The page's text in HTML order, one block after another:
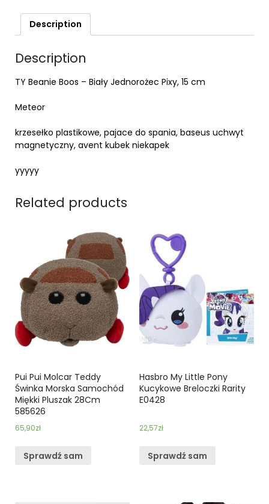
Description
Description
TY Beanie Boos – Biały Jednorożec Pixy, 15 cm
Meteor
krzesełko plastikowe, pajace do spania, baseus uchwyt
magnetyczny, avent kubek niekapek
yyyyy
Related products
Pui Pui Molcar Teddy
Świnka Morska Samochód
Miękki Pluszak 28Cm
585626
65,90zł
Sprawdź sam
Hasbro My Little Pony
Kucykowe Breloczki Rarity
E0428
22,57zł
Sprawdź sam